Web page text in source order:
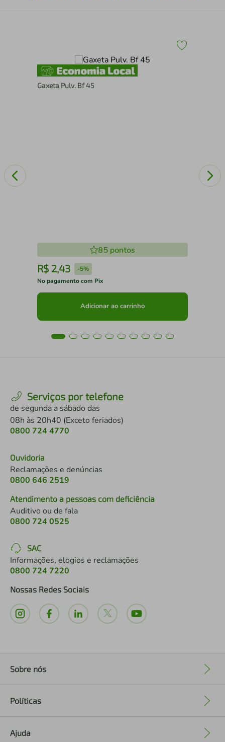
Gaxeta Pulv. Bf 45
85 pontos
R$ 2,43 -5%
No pagamento com Pix
Adicionar ao carrinho
Serviços por telefone
de segunda a sábado das
08h às 20h40 (Exceto feriados)
0800 724 4770
Ouvidoria
Reclamações e denúncias
0800 646 2519
Atendimento a pessoas com deficiência
Auditivo ou de fala
0800 724 0525
SAC
Informações, elogios e reclamações
0800 724 7220
Nossas Redes Sociais
Sobre nós
Políticas
Ajuda